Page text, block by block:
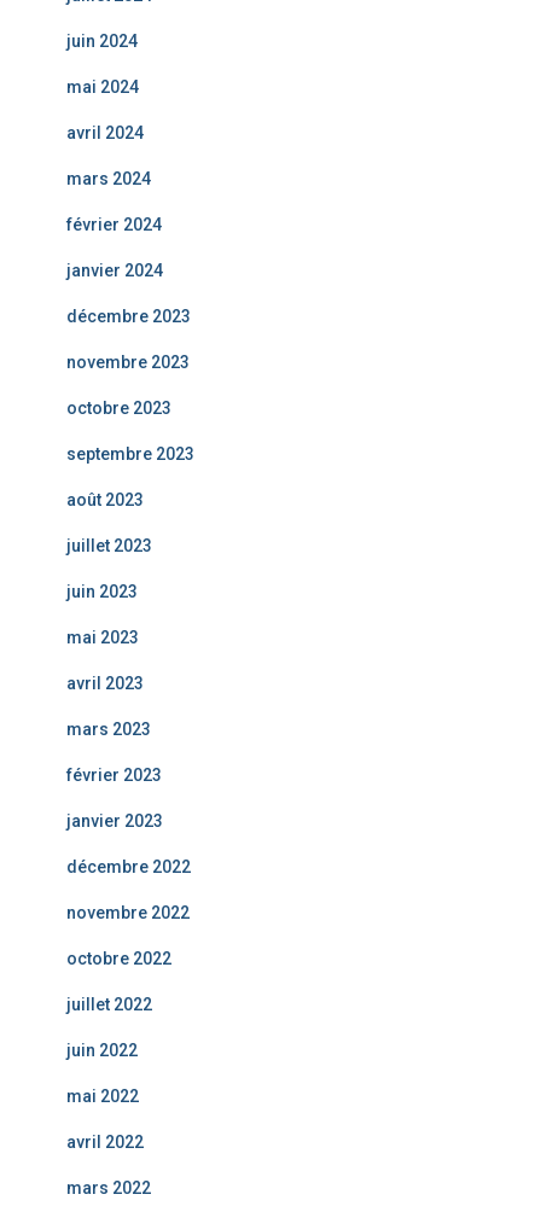
juin 2024
mai 2024
avril 2024
mars 2024
février 2024
janvier 2024
décembre 2023
novembre 2023
octobre 2023
septembre 2023
août 2023
juillet 2023
juin 2023
mai 2023
avril 2023
mars 2023
février 2023
janvier 2023
décembre 2022
novembre 2022
octobre 2022
juillet 2022
juin 2022
mai 2022
avril 2022
mars 2022